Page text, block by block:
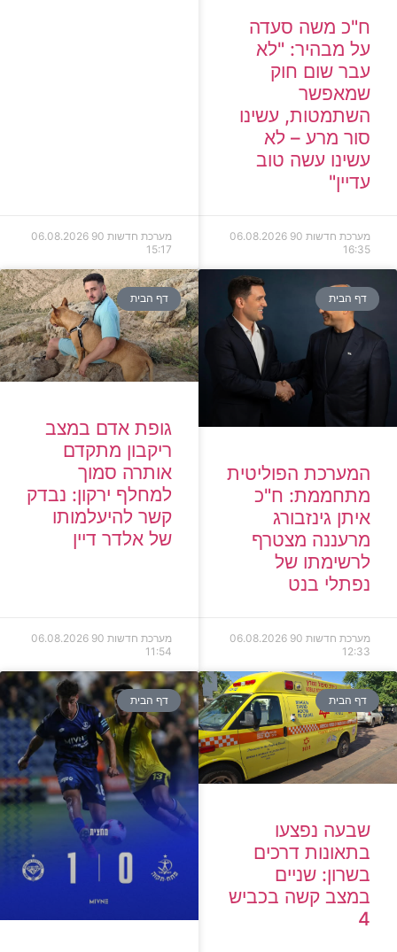
ח"כ משה סעדה
על מבהיר: "לא
עבר שום חוק
שמאפשר
השתמטות, עשינו
סור מרע – לא
עשינו עשה טוב
עדיין"
מערכת חדשות 90
06.08.2026
16:35
מערכת חדשות 90
06.08.2026
15:17
דף הבית
המערכת הפוליטית
מתחממת: ח"כ
איתן גינזבורג
מרעננה מצטרף
לרשימתו של
נפתלי בנט
מערכת חדשות 90
06.08.2026
12:33
דף הבית
גופת אדם במצב
ריקבון מתקדם
אותרה סמוך
למחלף ירקון: נבדק
קשר להיעלמותו
של אלדר דיין
מערכת חדשות 90
06.08.2026
11:54
דף הבית
שבעה נפצעו
בתאונות דרכים
בשרון: שניים
במצב קשה בכביש
4
דף הבית